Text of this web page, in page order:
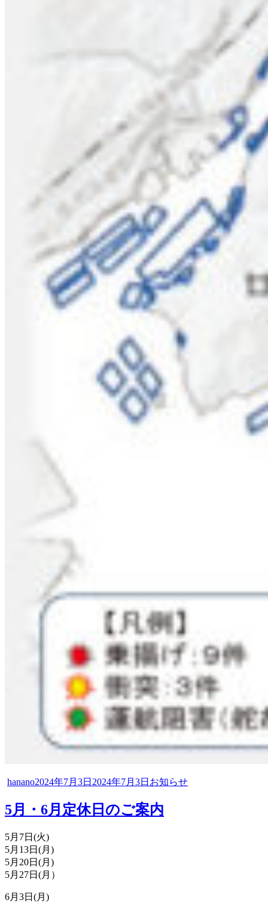
投
者
hanano投
日:
2024年7月3日 2024年7月3日 カ
ゴ
リ
お知らせ
5月・6月定休日のご案内
5月7日(火)
5月13日(月)
5月20日(月)
5月27日(月）
6月3日(月)